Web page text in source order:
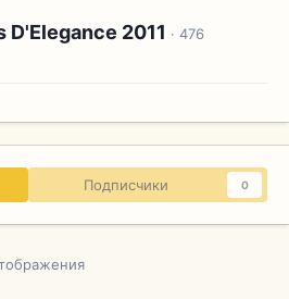
D'Elegance 2011 · 476
Подписчики 0